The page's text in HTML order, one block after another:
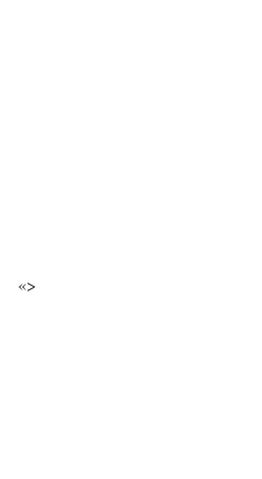
«>